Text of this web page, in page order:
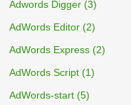
Adwords Digger (3)
AdWords Editor (2)
AdWords Express (2)
AdWords Script (1)
AdWords-start (5)